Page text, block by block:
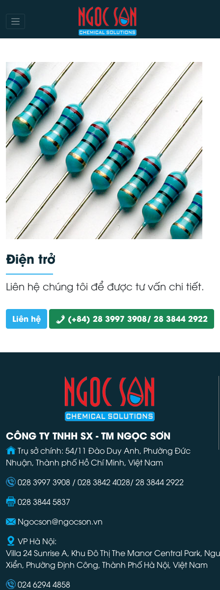
Điện trở
Liên hệ chúng tôi để được tư vấn chi tiết.
Liên hệ (+84) 28 3997 3908/ 28 3844 2922
CÔNG TY TNHH SX - TM NGỌC SƠN
Trụ sở chính: 54/11 Đào Duy Anh, Phường Đức
Nhuận, Thành phố Hồ Chí Minh, Việt Nam
028 3997 3908 / 028 3842 4028/ 28 3844 2922
028 3844 5837
Ngocson@ngocson.vn
VP Hà Nội:
Villa 24 Sunrise A, Khu Đô Thị The Manor Central Park,
Xiển, Phường Định Công, Thành Phố Hà Nội, Việt Nam
024 6294 4858